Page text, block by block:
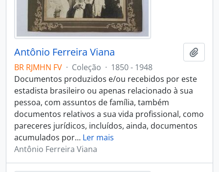
Antônio Ferreira Viana
BR RJMHN FV · Coleção · 1850 - 1948
Documentos produzidos e/ou recebidos por este
estadista brasileiro ou apenas relacionado à sua
pessoa, com assuntos de família, também
documentos relativos a sua vida profissional, como
pareceres jurídicos, incluídos, ainda, documentos
acumulados por… Ler mais
Antônio Ferreira Viana